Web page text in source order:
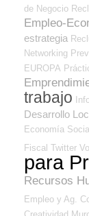
de Negocio
Empleo-
estrategia
Networking
EUROPA
trabajo
Desarrollo
Economía
Fiscal Twitter
para
Recursos
Empleo y Ag.